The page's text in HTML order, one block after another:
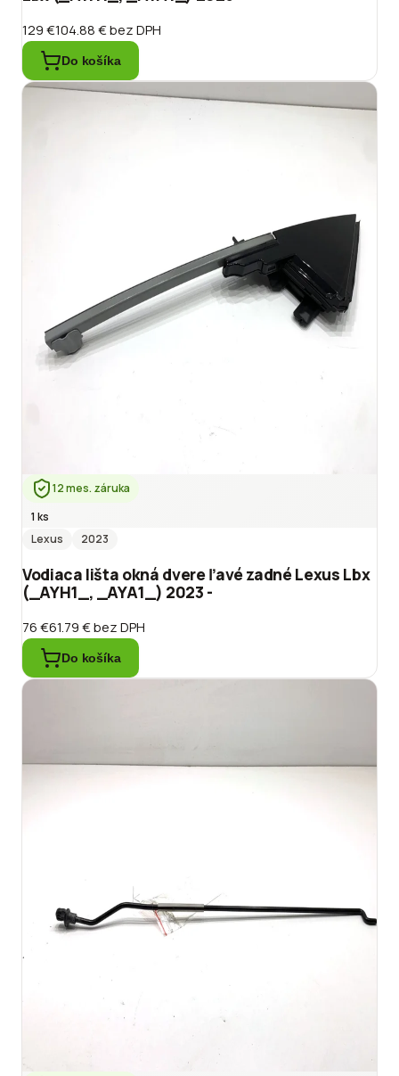
129 €104.88 €bez DPH
Do košíka
12 mes. záruka
1 ks
Lexus
2023
Vodiaca lišta okná dvere ľavé zadné Lexus Lbx
(_AYH1_, _AYA1_) 2023 -
76 €61.79 €bez DPH
Do košíka